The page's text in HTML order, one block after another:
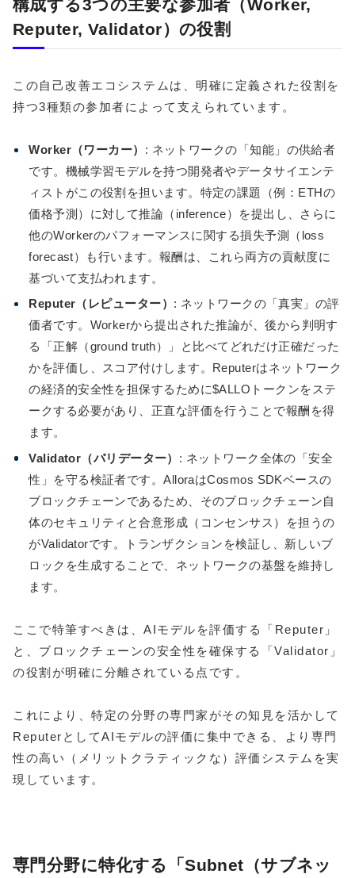
構成する3つの主要な参加者（Worker,
Reputer, Validator）の役割
この自己改善エコシステムは、明確に定義された役割を
持つ3種類の参加者によって支えられています。
Worker（ワーカー） : ネットワークの「知能」の供給者
です。機械学習モデルを持つ開発者やデータサイエンテ
ィストがこの役割を担います。特定の課題（例：ETHの
価格予測）に対して推論（inference）を提出し、さらに
他のWorkerのパフォーマンスに関する損失予測（loss
forecast）も行います。報酬は、これら両方の貢献度に
基づいて支払われます。
Reputer（レピューター） : ネットワークの「真実」の評
価者です。Workerから提出された推論が、後から判明す
る「正解（ground truth）」と比べてどれだけ正確だった
かを評価し、スコア付けします。Reputerはネットワーク
の経済的安全性を担保するために$ALLOトークンをステ
ークする必要があり、正直な評価を行うことで報酬を得
ます。
Validator（バリデーター） : ネットワーク全体の「安全
性」を守る検証者です。AlloraはCosmos SDKベースの
ブロックチェーンであるため、そのブロックチェーン自
体のセキュリティと合意形成（コンセンサス）を担うの
がValidatorです。トランザクションを検証し、新しいブ
ロックを生成することで、ネットワークの基盤を維持し
ます。
ここで特筆すべきは、AIモデルを評価する「Reputer」
と、ブロックチェーンの安全性を確保する「Validator」
の役割が明確に分離されている点です。
これにより、特定の分野の専門家がその知見を活かして
ReputerとしてAIモデルの評価に集中できる、より専門
性の高い（メリットクラティックな）評価システムを実
現しています。
専門分野に特化する「Subnet（サブネッ